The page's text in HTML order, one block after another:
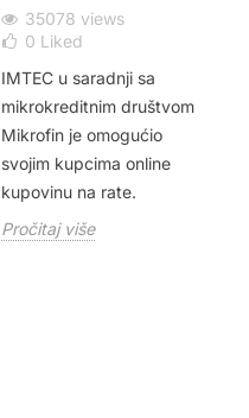
35078 views
0 Liked
IMTEC u saradnji sa
mikrokreditnim društvom
Mikrofin je omogućio
svojim kupcima online
kupovinu na rate.
Pročitaj više